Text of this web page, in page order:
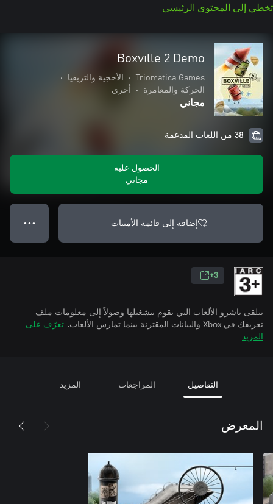
تخطي إلى المحتوى الرئيسي
Boxville 2 Demo
Triomatica Games
• الأحجية والتريفيا
•
الحركة والمغامرة
• أخرى
مجاني
38 من اللغات المدعمة
الحصول عليه
مجاني
إضافة إلى قائمة الأمنيات ● ● ●
3+
يتلقى ناشرو الألعاب التي تقوم بتشغيلها وصولاً إلى معلومات ملف
تعريفك في Xbox والبيانات المقترنة بينما تمارس الألعاب.
تعرّف على
المزيد
التفاصيل المراجعات المزيد
المعرض